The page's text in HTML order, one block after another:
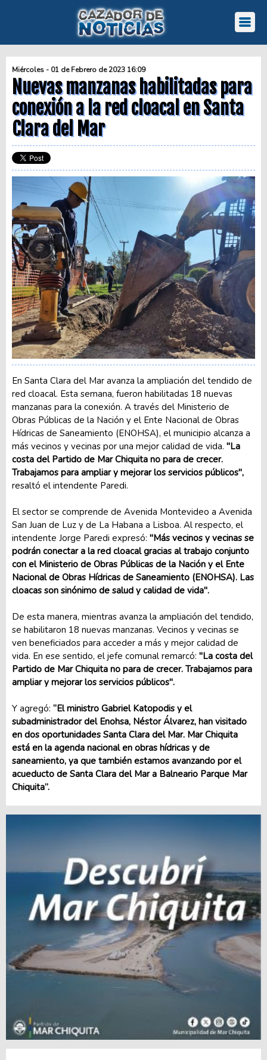
Miércoles - 01 de Febrero de 2023 16:09
Nuevas manzanas habilitadas para
conexión a la red cloacal en Santa
Clara del Mar
En Santa Clara del Mar avanza la ampliación del tendido de
red cloacal. Esta semana, fueron habilitadas 18 nuevas
manzanas para la conexión. A través del Ministerio de
Obras Públicas de la Nación y el Ente Nacional de Obras
Hídricas de Saneamiento (ENOHSA), el municipio alcanza a
más vecinos y vecinas por una mejor calidad de vida. "La
costa del Partido de Mar Chiquita no para de crecer.
Trabajamos para ampliar y mejorar los servicios públicos",
resaltó el intendente Paredi.
El sector se comprende de Avenida Montevideo a Avenida
San Juan de Luz y de La Habana a Lisboa. Al respecto, el
intendente Jorge Paredi expresó: "Más vecinos y vecinas se
podrán conectar a la red cloacal gracias al trabajo conjunto
con el Ministerio de Obras Públicas de la Nación y el Ente
Nacional de Obras Hídricas de Saneamiento (ENOHSA). Las
cloacas son sinónimo de salud y calidad de vida".
De esta manera, mientras avanza la ampliación del tendido,
se habilitaron 18 nuevas manzanas. Vecinos y vecinas se
ven beneficiados para acceder a más y mejor calidad de
vida. En ese sentido, el jefe comunal remarcó: "La costa del
Partido de Mar Chiquita no para de crecer. Trabajamos para
ampliar y mejorar los servicios públicos".
Y agregó: “El ministro Gabriel Katopodis y el
subadministrador del Enohsa, Néstor Álvarez, han visitado
en dos oportunidades Santa Clara del Mar. Mar Chiquita
está en la agenda nacional en obras hídricas y de
saneamiento, ya que también estamos avanzando por el
acueducto de Santa Clara del Mar a Balneario Parque Mar
Chiquita”.